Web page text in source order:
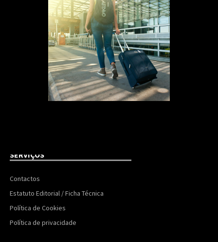
SERVIÇOS
Contactos
Estatuto Editorial / Ficha Técnica
Política de Cookies
Política de privacidade